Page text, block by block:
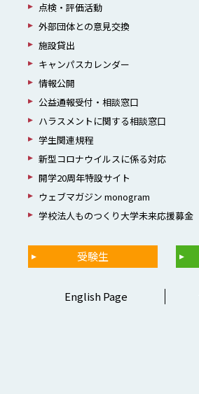
点検・評価活動
外部団体との意見交換
施設貸出
キャンパスカレンダー
情報公開
公益通報受付・相談窓口
ハラスメントに関する相談窓口
学生関連規程
新型コロナウイルスに係る対応
開学20周年特設サイト
ウェブマガジン monogram
学校法人ものつくり大学未来応援募金
受験生
English Page